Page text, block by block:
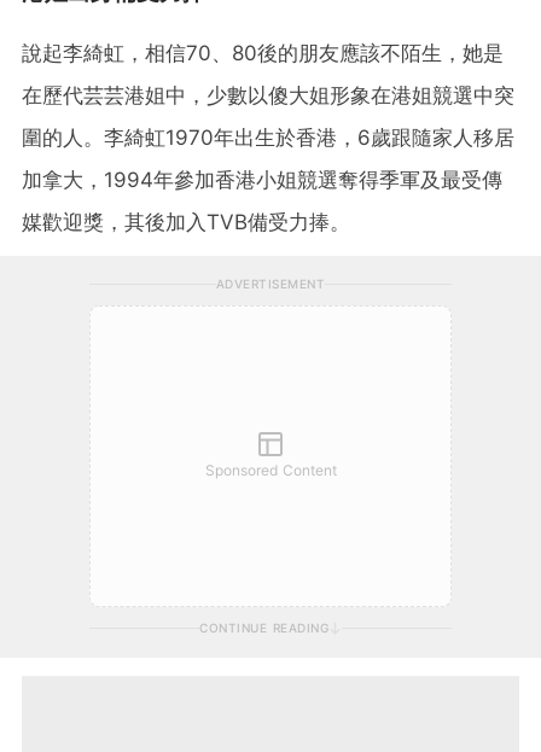
說起李綺虹，相信70、80後的朋友應該不陌生，她是
在歷代芸芸港姐中，少數以傻大姐形象在港姐競選中突
圍的人。李綺虹1970年出生於香港，6歲跟隨家人移居
加拿大，1994年參加香港小姐競選奪得季軍及最受傳
媒歡迎獎，其後加入TVB備受力捧。
ADVERTISEMENT
Sponsored Content
CONTINUE READING